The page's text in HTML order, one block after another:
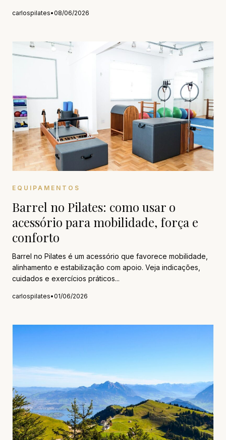
carlospilates•08/06/2026
EQUIPAMENTOS
Barrel no Pilates: como usar o
acessório para mobilidade, força e
conforto
Barrel no Pilates é um acessório que favorece mobilidade,
alinhamento e estabilização com apoio. Veja indicações,
cuidados e exercícios práticos...
carlospilates•01/06/2026